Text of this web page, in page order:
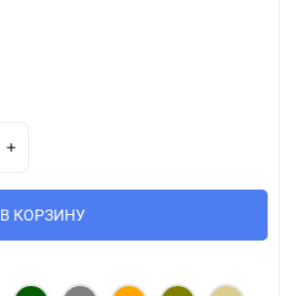
В КОРЗИНУ